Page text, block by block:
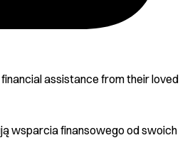
assistance from their loved
wsparcia finansowego od swoich